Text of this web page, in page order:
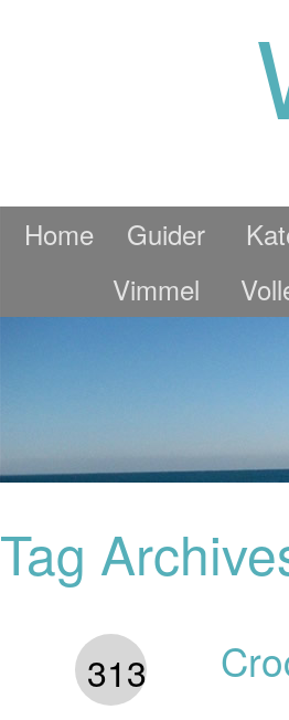
Home
Guider
Vimmel
Tag
313